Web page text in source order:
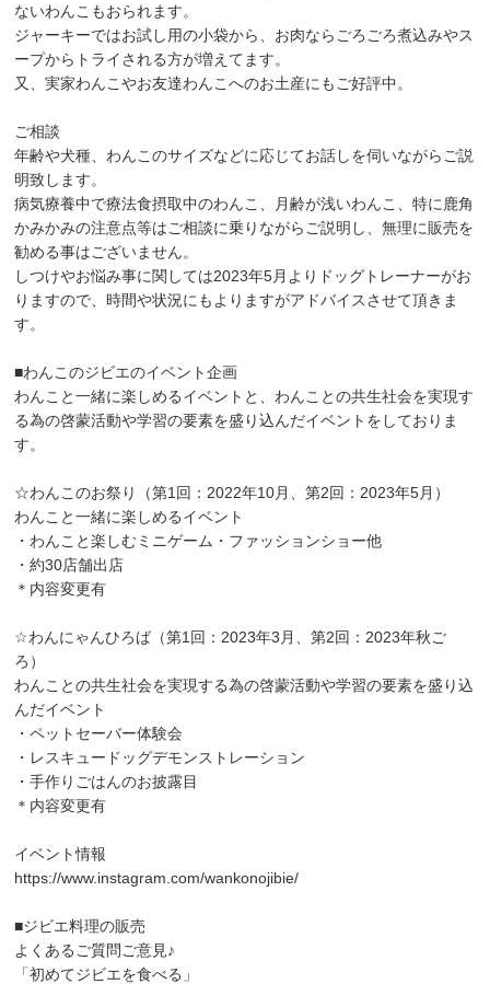
ないわんこもおられます。
ジャーキーではお試し用の小袋から、お肉ならごろごろ煮込みやス
ープからトライされる方が増えてます。
又、実家わんこやお友達わんこへのお土産にもご好評中。
ご相談
年齢や犬種、わんこのサイズなどに応じてお話しを伺いながらご説
明致します。
病気療養中で療法食摂取中のわんこ、月齢が浅いわんこ、特に鹿角
かみかみの注意点等はご相談に乗りながらご説明し、無理に販売を
勧める事はございません。
しつけやお悩み事に関しては2023年5月よりドッグトレーナーがお
りますので、時間や状況にもよりますがアドバイスさせて頂きま
す。
■わんこのジビエのイベント企画
わんこと一緒に楽しめるイベントと、わんことの共生社会を実現す
る為の啓蒙活動や学習の要素を盛り込んだイベントをしておりま
す。
☆わんこのお祭り（第1回：2022年10月、第2回：2023年5月）
わんこと一緒に楽しめるイベント
・わんこと楽しむミニゲーム・ファッションショー他
・約30店舗出店
＊内容変更有
☆わんにゃんひろば（第1回：2023年3月、第2回：2023年秋ご
ろ）
わんことの共生社会を実現する為の啓蒙活動や学習の要素を盛り込
んだイベント
・ペットセーバー体験会
・レスキュードッグデモンストレーション
・手作りごはんのお披露目
＊内容変更有
イベント情報
https://www.instagram.com/wankonojibie/
■ジビエ料理の販売
よくあるご質問ご意見♪
「初めてジビエを食べる」